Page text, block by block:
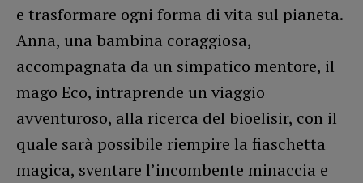
e trasformare ogni forma di vita sul pianeta.
Anna, una bambina coraggiosa,
accompagnata da un simpatico mentore, il
mago Eco, intraprende un viaggio
avventuroso, alla ricerca del bioelisir, con il
quale sarà possibile riempire la fiaschetta
magica, sventare l’incombente minaccia e